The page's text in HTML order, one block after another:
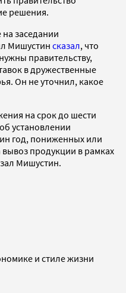
решения.
заседании
Мишустин сказал, что
правительству,
в дружественные
Он не уточнил, какое
на срок до шести
установлении
год, пониженных или
продукции в рамках
Мишустин.
и стиле жизни